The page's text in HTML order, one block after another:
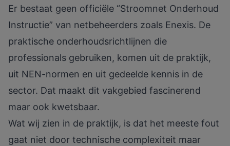
Er bestaat geen officiële “Stroomnet Onderhoud
Instructie” van netbeheerders zoals Enexis. De
praktische onderhoudsrichtlijnen die
professionals gebruiken, komen uit de praktijk,
uit NEN-normen en uit gedeelde kennis in de
sector. Dat maakt dit vakgebied fascinerend
maar ook kwetsbaar.
Wat wij zien in de praktijk, is dat het meeste fout
gaat niet door technische complexiteit maar